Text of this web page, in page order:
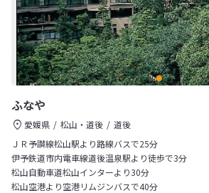
ふなや
愛媛県 松山・道後
道後
ＪＲ予讃線松山駅より路線バスで25分
伊予鉄道市内電車線道後温泉駅より徒歩で3分
松山自動車道松山インターより30分
松山空港より空港リムジンバスで40分